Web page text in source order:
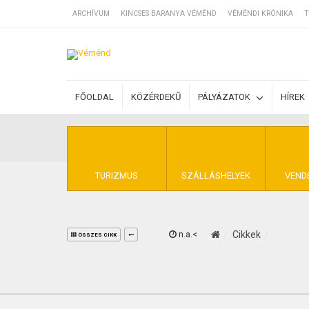
ARCHÍVUM KINCSES BARANYA VÉMÉND VÉMÉNDI KRÓNIKA
FŐOLDAL KÖZÉRDEKŰ PÁLYÁZATOK HÍREK
TURIZMUS SZÁLLÁSHELYEK
SZÁLLÁSOK
BEJEGYZÉSEK
ÁLTALÁNOS
KINCSES
ÖSSZES CIKK n.a.< Cikkek